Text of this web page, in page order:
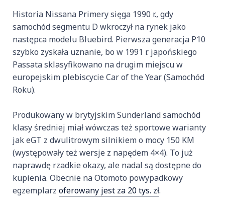
Historia Nissana Primery sięga 1990 r., gdy
samochód segmentu D wkroczył na rynek jako
następca modelu Bluebird. Pierwsza generacja P10
szybko zyskała uznanie, bo w 1991 r. japońskiego
Passata sklasyfikowano na drugim miejscu w
europejskim plebiscycie Car of the Year (Samochód
Roku).
Produkowany w brytyjskim Sunderland samochód
klasy średniej miał wówczas też sportowe warianty
jak eGT z dwulitrowym silnikiem o mocy 150 KM
(występowały też wersje z napędem 4×4). To już
naprawdę rzadkie okazy, ale nadal są dostępne do
kupienia. Obecnie na Otomoto powypadkowy
egzemplarz oferowany jest za 20 tys. zł.